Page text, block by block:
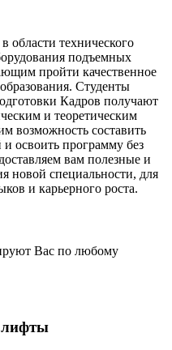
области технического
подъемных
пройти качественное
Студенты
Кадров получают
и теоретическим
возможность составить
освоить программу без
вам полезные и
новой специальности, для
и карьерного роста.
Вас по любому
лифты